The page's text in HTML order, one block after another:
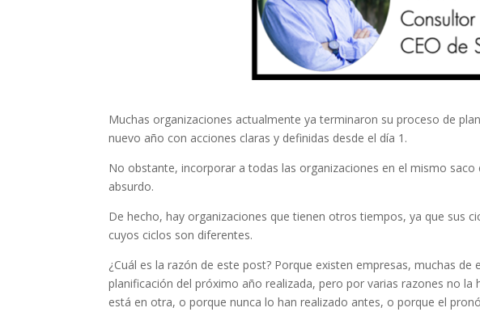
Muchas organizaciones actualmente ya terminaron su proceso de
nuevo año con acciones claras y definidas desde el día 1.
No obstante, incorporar a todas las organizaciones en el mismo
absurdo.
De hecho, hay organizaciones que tienen otros tiempos, ya que sus
cuyos ciclos son diferentes.
¿Cuál es la razón de este post? Porque existen empresas, muchas
planificación del próximo año realizada, pero por varias razones no
está en otra, o porque nunca lo han realizado antes, o porque el